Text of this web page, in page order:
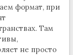
формат, при
Там
не просто